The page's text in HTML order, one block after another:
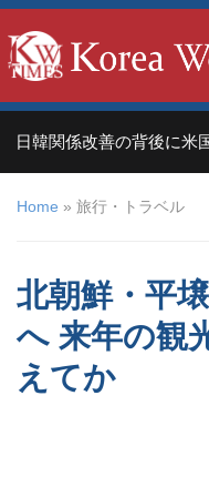
係改善の背後に米国あり
Home » 旅行・トラベル
北朝鮮・平
へ 来年の観
えてか